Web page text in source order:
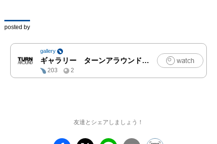
の門眞妙は東京藝術大学
を卒業後、主に東京での
展示を重ねたのち、2015
年に地元仙台へと拠点を
移します。東京での展示
も続けながら、塩竈市杉
門眞の作品は、キャラク
posted by
gallery
ギャラリー ターンアラウンド
|
アート,写真,その他
203
2
友達とシェアしましょう！